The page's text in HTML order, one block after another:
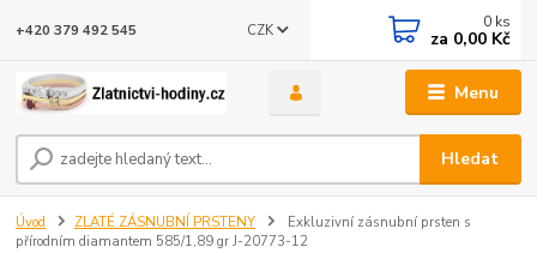
Menu
CZK
Hledat
+420 379 492 545 0 ks
za 0,00 Kč
Úvod ZLATÉ ZÁSNUBNÍ PRSTENY
Exkluzivní zásnubní prsten s
přírodním diamantem 585/1,89 gr J-20773-12